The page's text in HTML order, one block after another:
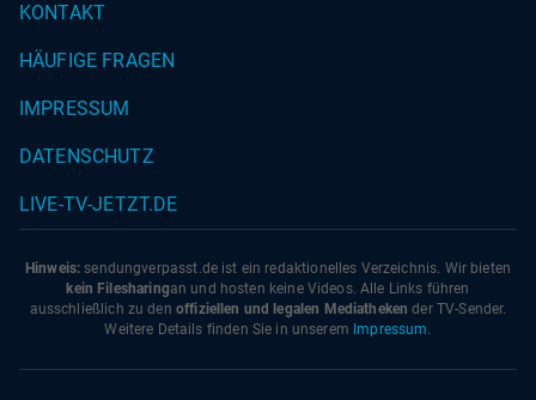
KONTAKT
HÄUFIGE FRAGEN
IMPRESSUM
DATENSCHUTZ
LIVE-TV-JETZT.DE
Hinweis: sendungverpasst.de ist ein redaktionelles Verzeichnis. Wir bieten
kein Filesharingan und hosten keine Videos. Alle Links führen
ausschließlich zu den offiziellen und legalen Mediatheken der TV-Sender.
Weitere Details finden Sie in unserem Impressum.